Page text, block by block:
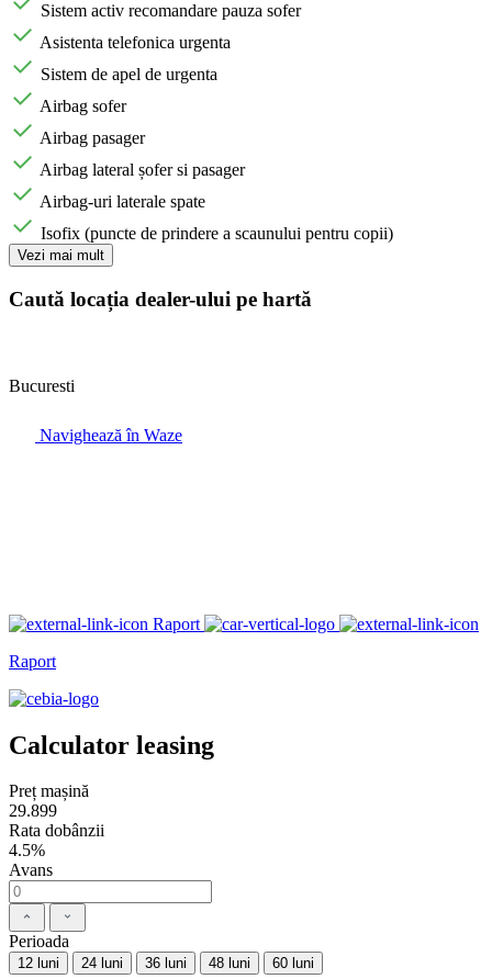
Sistem activ recomandare pauza sofer
Asistenta telefonica urgenta
Sistem de apel de urgenta
Airbag sofer
Airbag pasager
Airbag lateral șofer si pasager
Airbag-uri laterale spate
Isofix (puncte de prindere a scaunului pentru copii)
Vezi mai mult
Caută locația dealer-ului pe hartă
Bucuresti
Navighează în Waze
Raport
Raport
Calculator leasing
Preț mașină
29.899
Rata dobânzii
4.5%
Avans
Perioada
12 luni 24 luni 36 luni 48 luni 60 luni